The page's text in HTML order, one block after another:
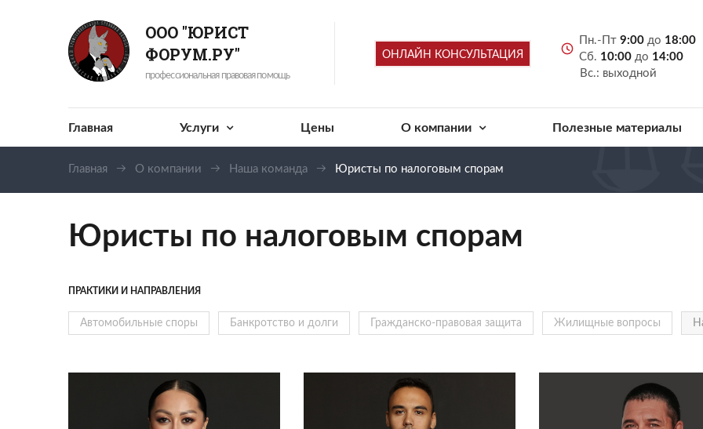
ООО "ЮРИСТ
ФОРУМ.РУ"
профессиональная правовая помощь
ОНЛАЙН КОНСУЛЬТАЦИЯ
Пн.-Пт 9:00 до 18:00
Сб. 10:00 до 14:00
Вс.: выходной
Главная Услуги Цены О компании Полезные материалы
Главная О компании Наша команда Юристы по налоговым спорам
Юристы по налоговым спорам
ПРАКТИКИ И НАПРАВЛЕНИЯ
Автомобильные споры Банкротство и долги Гражданско-правовая защита Жилищные вопросы